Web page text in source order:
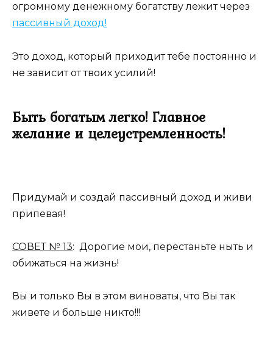
огромному денежному богатству лежит через
пассивный доход!
Это доход, который приходит тебе постоянно и
не зависит от твоих усилий!
Быть богатым легко! Главное
желание и целеустремленность!
Придумай и создай пассивный доход и живи
припевая!
СОВЕТ № 13: Дорогие мои, перестаньте ныть и
обижаться на жизнь!
Вы и только Вы в этом виноваты, что Вы так
живете и больше никто!!!